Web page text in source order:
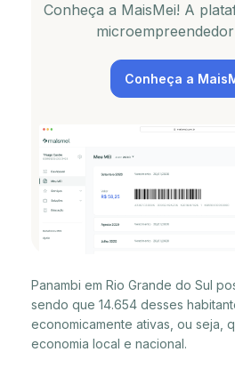
Conheça a MaisMei! A
Conheça a
Panambi em Rio Grande do Sul
sendo que 14.654 desses
economicamente ativas, ou seja,
economia local e nacional.